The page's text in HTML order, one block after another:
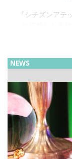
『シチズンア
2025年3月6日
NEWS